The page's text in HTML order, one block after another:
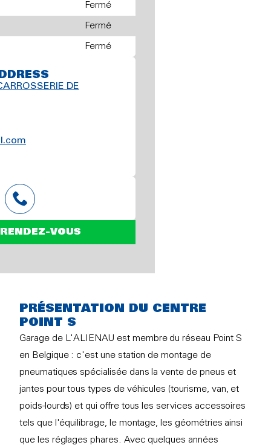
Fermé
Fermé
Fermé
DE
VOUS
PRÉSENTATION DU CENTRE
POINT S
Garage de L'ALIENAU est membre du réseau Point S
en Belgique : c'est une station de montage de
pneumatiques spécialisée dans la vente de pneus et
jantes pour tous types de véhicules (tourisme, van, et
poids-lourds) et qui offre tous les services accessoires
tels que l'équilibrage, le montage, les géométries ainsi
que les réglages phares. Avec quelques années